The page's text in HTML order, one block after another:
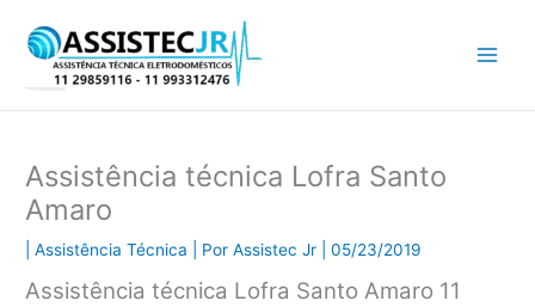
para
conteúdo
Assistência técnica Lofra Santo
Amaro
|Assistência Técnica | PorAssistec Jr |05/23/2019
Assistência técnica Lofra Santo Amaro 11